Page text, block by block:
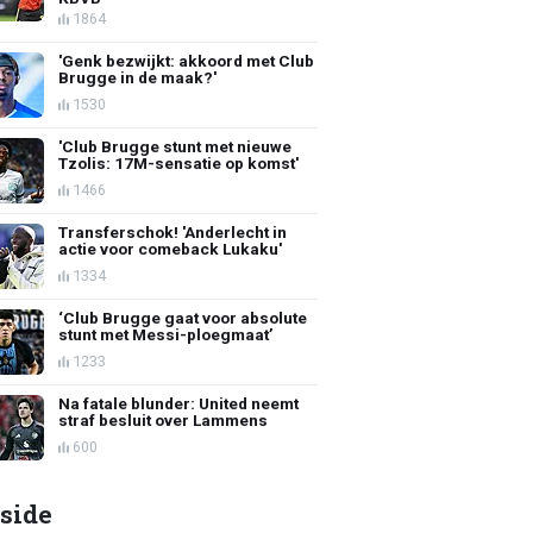
1864
'Genk bezwijkt: akkoord met Club
Brugge in de maak?'
1530
'Club Brugge stunt met nieuwe
Tzolis: 17M-sensatie op komst'
1466
Transferschok! 'Anderlecht in
actie voor comeback Lukaku'
1334
‘Club Brugge gaat voor absolute
stunt met Messi-ploegmaat’
1233
Na fatale blunder: United neemt
straf besluit over Lammens
600